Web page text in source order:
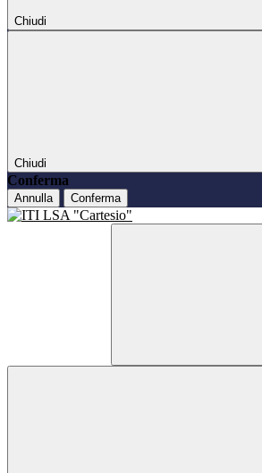
Chiudi
Chiudi
Conferma
Annulla Conferma